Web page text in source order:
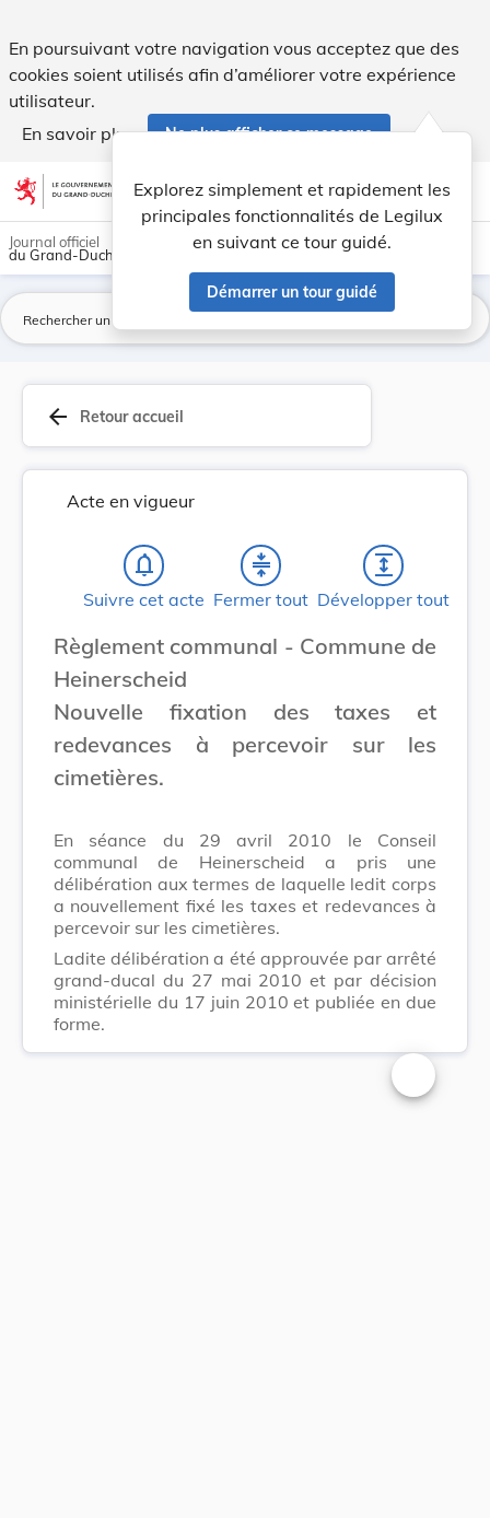
En poursuivant votre navigation vous acceptez que des
cookies soient utilisés afin d’améliorer votre expérience
utilisateur.
En savoir plus
Ne plus afficher ce message
Aller au contenu account_circle help Aide
Explorez simplement et rapidement les
principales fonctionnalités de Legilux
en suivant ce tour guidé.
Démarrer un tour guidé
light_mode dark_mode
Journal officiel
du Grand-Duché de Luxembourg
arrow_back Retour accueil
Acte en vigueur
notifications_none
Suivre cet acte
compress
Fermer tout
expand
Développer tout
Règlement communal - Commune de
Heinerscheid
Nouvelle fixation des taxes et
redevances à percevoir sur les
cimetières.
En séance du 29 avril 2010 le Conseil
communal de Heinerscheid a pris une
délibération aux termes de laquelle ledit corps
a nouvellement fixé les taxes et redevances à
percevoir sur les cimetières.
Ladite délibération a été approuvée par arrêté
grand-ducal du 27 mai 2010 et par décision
ministérielle du 17 juin 2010 et publiée en due
forme.
Changer la